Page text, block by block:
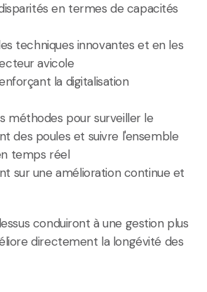
en termes de capacités
techniques innovantes et en les
avicole
la digitalisation
méthodes pour surveiller le
des poules et suivre l'ensemble
temps réel
sur une amélioration continue et
conduiront à une gestion plus
directement la longévité des